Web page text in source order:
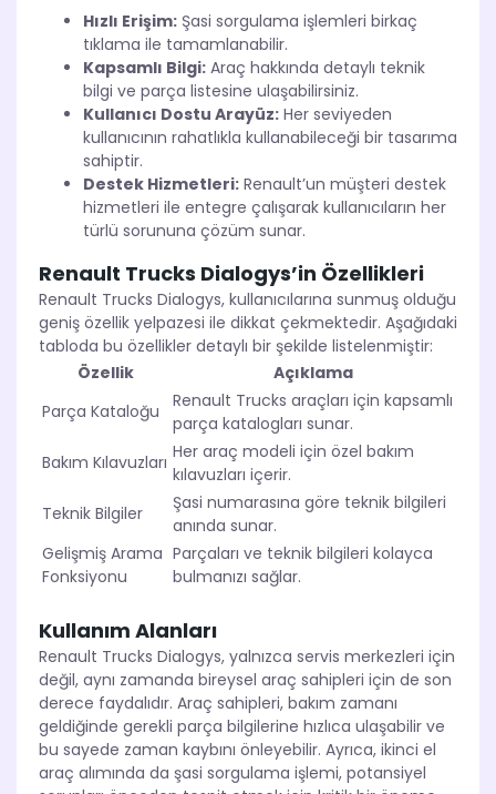
Hızlı Erişim: Şasi sorgulama işlemleri birkaç
tıklama ile tamamlanabilir.
Kapsamlı Bilgi: Araç hakkında detaylı teknik
bilgi ve parça listesine ulaşabilirsiniz.
Kullanıcı Dostu Arayüz: Her seviyeden
kullanıcının rahatlıkla kullanabileceği bir tasarıma
sahiptir.
Destek Hizmetleri: Renault’un müşteri destek
hizmetleri ile entegre çalışarak kullanıcıların her
türlü sorununa çözüm sunar.
Renault Trucks Dialogys’in Özellikleri
Renault Trucks Dialogys, kullanıcılarına sunmuş olduğu
geniş özellik yelpazesi ile dikkat çekmektedir. Aşağıdaki
tabloda bu özellikler detaylı bir şekilde listelenmiştir:
Özellik
Açıklama
Parça Kataloğu
Renault Trucks araçları için kapsamlı
parça katalogları sunar.
Bakım Kılavuzları Her araç modeli için özel bakım
kılavuzları içerir.
Teknik Bilgiler
Şasi numarasına göre teknik bilgileri
anında sunar.
Gelişmiş Arama
Fonksiyonu
Parçaları ve teknik bilgileri kolayca
bulmanızı sağlar.
Kullanım Alanları
Renault Trucks Dialogys, yalnızca servis merkezleri için
değil, aynı zamanda bireysel araç sahipleri için de son
derece faydalıdır. Araç sahipleri, bakım zamanı
geldiğinde gerekli parça bilgilerine hızlıca ulaşabilir ve
bu sayede zaman kaybını önleyebilir. Ayrıca, ikinci el
araç alımında da şasi sorgulama işlemi, potansiyel